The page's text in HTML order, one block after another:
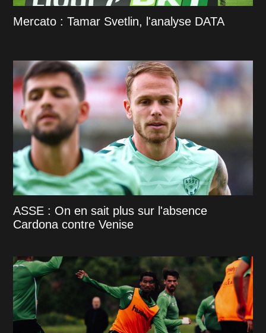
Mercato : Tamar Svetlin, l'analyse DATA
ASSE : On en sait plus sur l'absence
Cardona contre Venise